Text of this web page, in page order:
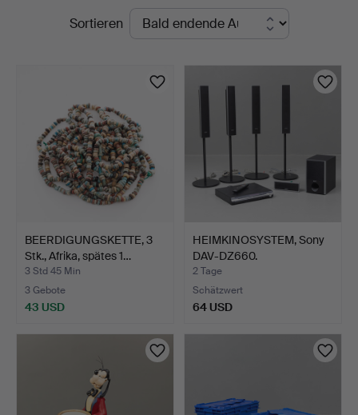
LaufendeSortieren
BEERDIGUNGSKETTE, 3
Stk., Afrika, spätes 1…
3 Std 45 Min
3 Gebote
43 USD
HEIMKINOSYSTEM, Sony
DAV-DZ660.
2 Tage
Schätzwert
64 USD